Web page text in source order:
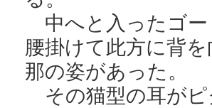
中へと入ったゴー
腰掛けて此方に背
那の姿があった。
その猫型の耳がピ